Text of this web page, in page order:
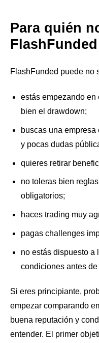
Para quién
FlashFunded
FlashFunded puede no
estás empezando
bien el drawdown;
buscas una
y pocas dudas
quieres retirar
no toleras bien
obligatorios;
haces trading muy
pagas challenges
no estás dispuesto a
condiciones antes de
Si eres principiante,
empezar comparando
buena reputación y
entender. El primer